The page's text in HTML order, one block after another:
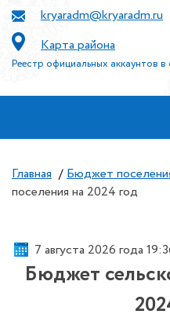
kryaradm@kryaradm.ru
Карта района
Реестр официальных аккаунтов в
Главная / Бюджет
поселения на 2024 год
7 августа 2026 года
Бюджет